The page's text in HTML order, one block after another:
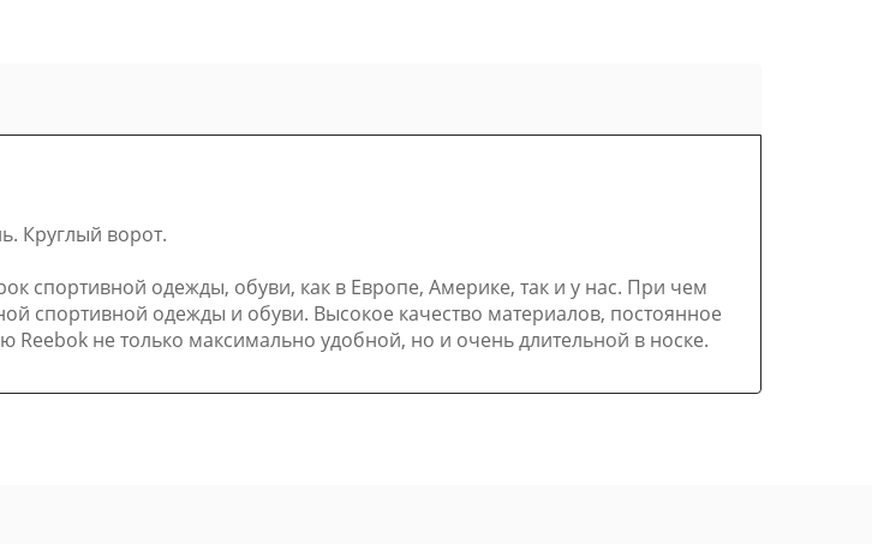
Круглый ворот.
спортивной одежды, обуви, как в Европе, Америке, так и у нас. При чем
спортивной одежды и обуви. Высокое качество материалов, постоянное
не только максимально удобной, но и очень длительной в носке.